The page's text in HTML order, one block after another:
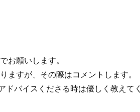
お願いします。
ますが、その際はコメントします。
ドバイスくださる時は優しく教えてく